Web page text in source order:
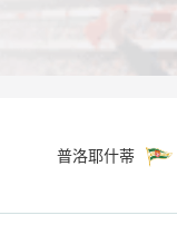
普洛耶什蒂